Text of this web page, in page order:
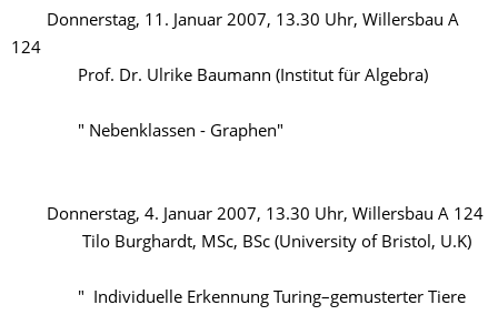
Donnerstag, 11. Januar 2007, 13.30 Uhr, Willersbau A
124
Prof. Dr. Ulrike Baumann (Institut für Algebra)
" Nebenklassen - Graphen"
Donnerstag, 4. Januar 2007, 13.30 Uhr, Willersbau A 124
Tilo Burghardt, MSc, BSc (University of Bristol, U.K)
" Individuelle Erkennung Turing–gemusterter Tiere